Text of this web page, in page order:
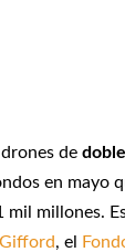
de
en mayo
mil millones.
, el